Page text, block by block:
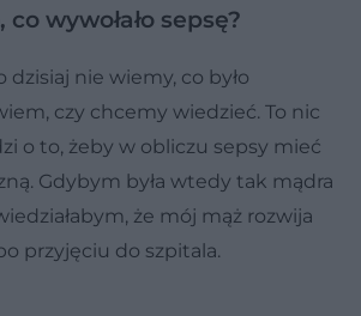
wywołało sepsę?
dzisiaj nie wiemy, co było
czy chcemy wiedzieć. To nic
o to, żeby w obliczu sepsy mieć
Gdybym była wtedy tak mądra
że mój mąż rozwija
przyjęciu do szpitala.